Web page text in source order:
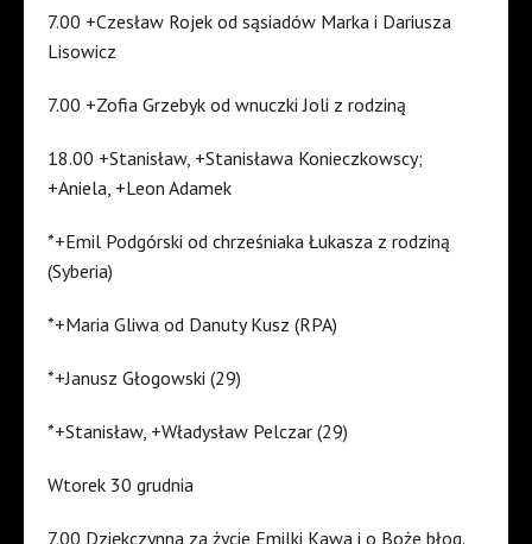
7.00 +Czesław Rojek od sąsiadów Marka i Dariusza
Lisowicz
7.00 +Zofia Grzebyk od wnuczki Joli z rodziną
18.00 +Stanisław, +Stanisława Konieczkowscy;
+Aniela, +Leon Adamek
*+Emil Podgórski od chrześniaka Łukasza z rodziną
(Syberia)
*+Maria Gliwa od Danuty Kusz (RPA)
*+Janusz Głogowski (29)
*+Stanisław, +Władysław Pelczar (29)
Wtorek 30 grudnia
7.00 Dziękczynna za życie Emilki Kawa i o Boże błog.